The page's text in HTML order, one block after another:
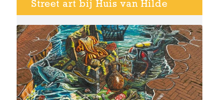
Street art bij Huis van Hilde